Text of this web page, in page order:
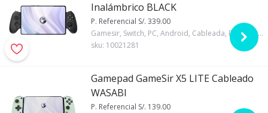
Inalámbrico BLACK
P. Referencial S/. 339.00
Gamesir, Switch, PC, Android, Cableada, Bluetooth, 1000mAh, No, Sí, Sí, Negro, No
sku: 10021281
Gamepad GameSir X5 LITE Cableado
WASABI
P. Referencial S/. 139.00